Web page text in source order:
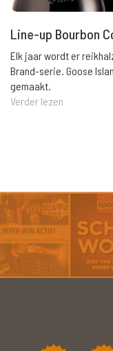
Line-up Bourbon
Elk jaar wordt er
Brand-serie. Goose
gemaakt.
Verder lezen